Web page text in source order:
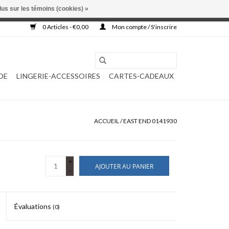
0 Articles - €0,00 Mon compte / S'inscrire
LINGERIE-ACCESSOIRES CARTES-CADEAUX
ACCUEIL/EAST END 0141930
+
-
AJOUTER AU PANIER
Évaluations (0)
sur les témoins (cookies) »
ni complétée.